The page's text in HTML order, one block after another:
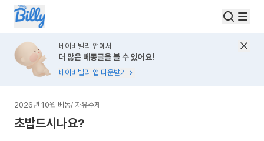
베이비빌리 앱에서
더 많은 베동글을 볼 수 있어요!
베이비빌리 앱 다운받기
2026년 10월 베동/ 자유주제
초밥드시나요?